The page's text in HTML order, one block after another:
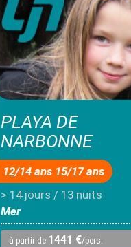
PLAYA DE
NARBONNE
12/14 ans 15/17 ans
> 14 jours / 13 nuits
Mer
à partir de 1441 €/pers.